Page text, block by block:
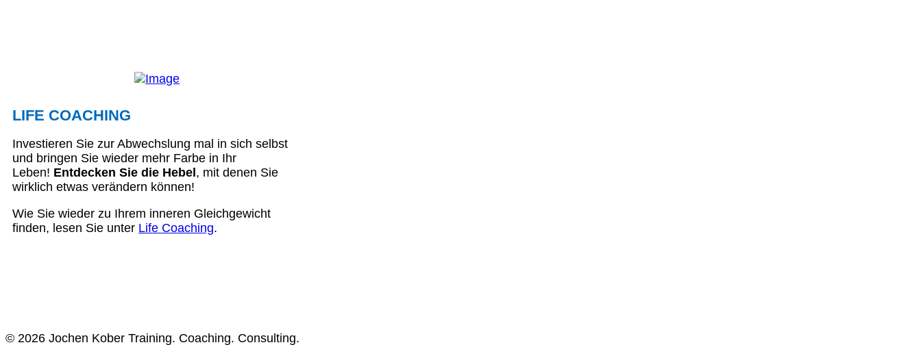
LIFE COACHING
Investieren Sie zur Abwechslung mal in sich selbst
und bringen Sie wieder mehr Farbe in Ihr
Leben! Entdecken Sie die Hebel, mit denen Sie
wirklich etwas verändern können!
Wie Sie wieder zu Ihrem inneren Gleichgewicht
finden, lesen Sie unter Life Coaching.
© 2026 Jochen Kober Training. Coaching. Consulting.